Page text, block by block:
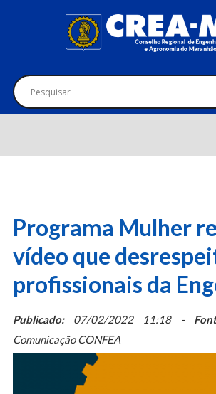
Programa Mulher
vídeo que
profissionais da
Publicado:07/02/2022 11:18 -
Comunicação CONFEA